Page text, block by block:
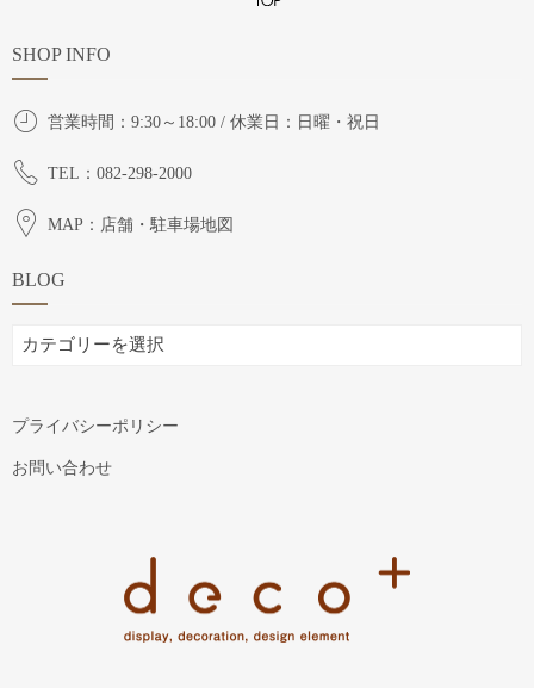
SHOP INFO
営業時間：9:30～18:00 / 休業日：日曜・祝日
TEL：082-298-2000
MAP：店舗・駐車場地図
BLOG
BLOG
プライバシーポリシー
お問い合わせ